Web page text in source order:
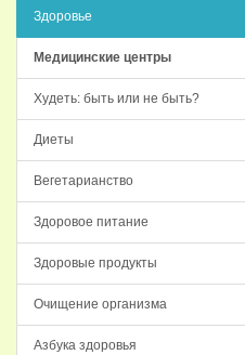
Здоровье
Медицинские центры
Худеть: быть или не быть?
Диеты
Вегетарианство
Здоровое питание
Здоровые продукты
Очищение организма
Азбука здоровья